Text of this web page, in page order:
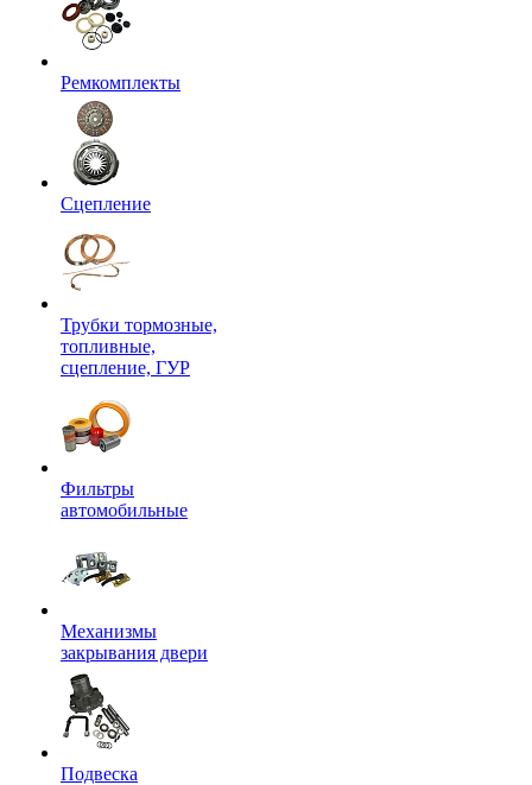
Ремкомплекты
Сцепление
Трубки тормозные,
топливные,
сцепление, ГУР
Фильтры
автомобильные
Механизмы
закрывания двери
Подвеска